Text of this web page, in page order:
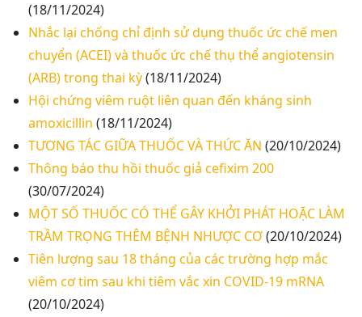
(18/11/2024)
Nhắc lại chống chỉ định sử dụng thuốc ức chế men
chuyển (ACEI) và thuốc ức chế thụ thể angiotensin
(ARB) trong thai kỳ(18/11/2024)
Hội chứng viêm ruột liên quan đến kháng sinh
amoxicillin (18/11/2024)
TƯƠNG TÁC GIỮA THUỐC VÀ THỨC ĂN (20/10/2024)
Thông báo thu hồi thuốc giả cefixim 200
(30/07/2024)
MỘT SỐ THUỐC CÓ THỂ GÂY KHỞI PHÁT HOẶC LÀM
TRẦM TRỌNG THÊM BỆNH NHƯỢC CƠ(20/10/2024)
Tiên lượng sau 18 tháng của các trường hợp mắc
viêm cơ tim sau khi tiêm vắc xin COVID-19 mRNA
(20/10/2024)
Thư mời báo giá về Màn hình led phòng họp
Thư mời báo giá về việc vệ sinh máy lạnh các
khoa/phòng trong bệnh viện
Thư mời báo giá về việc khảo sát hiện trạng và
báo giá thi công mái che từ Khoa Dược đến Bếp
ăn từ thiện của Bệnh viện